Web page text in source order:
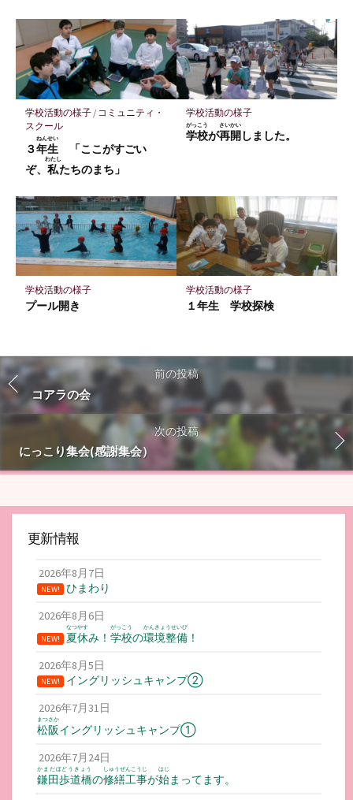
学校活動の様子/ コミュニティ・
スクール
３年生
ねんせい
「ここがすごい
ぞ、 私
わたし
たちのまち」
学校活動の様子
学校
がっこう
が再開
さいかい
しました。
学校活動の様子
プール開き
学校活動の様子
１年生 学校探検
前の投稿
コアラの会
次の投稿
にっこり集会(感謝集会）
更新情報
2026年8月7日
NEW!
ひまわり
2026年8月6日
NEW! 夏休
なつやす
み！ 学校
がっこう
の環境整備
かんきょうせいび
！
2026年8月5日
NEW!
イングリッシュキャンプ②
2026年7月31日
松阪
まつさか
イングリッシュキャンプ①
2026年7月24日
鎌田歩道橋
かまだほどうきょう
の修繕工事
しゅうぜんこうじ
が始
はじ
まってます。